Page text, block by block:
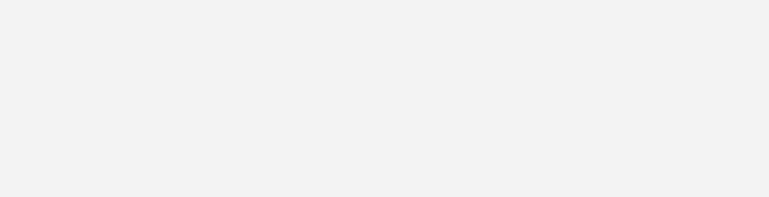
уникальное пространство, гармонично сочетающее в себе историю, науку,
что наша экскурсия прошла на одном дыхании: мы слушали, крутили,
и доили корову "Маслену".
времени: узнали про все сложности его производства, сколько заводов и какие
упаковки и в какое время были у нашего масла и в каких машинах перевозят
там время и, возможно, придем снова.